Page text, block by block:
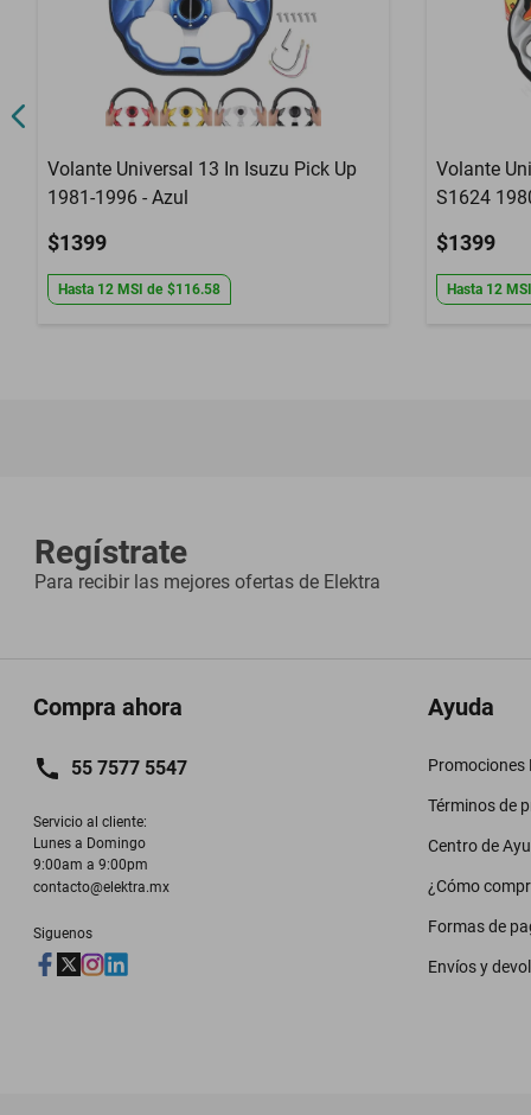
Volante Universal 13 In Isuzu Pick Up
1981-1996 - Azul
$1399
Hasta 12 MSI de $116.58
Volante
S1624
$1399
Hasta 12 MSI
Regístrate
Para recibir las mejores ofertas de Elektra
Compra ahora
55 7577 5547
Servicio al cliente:
Lunes a Domingo
9:00am a 9:00pm
contacto@elektra.mx
Siguenos
Ayuda
Promociones
Términos de
Centro de
¿Cómo
Formas de
Envíos y